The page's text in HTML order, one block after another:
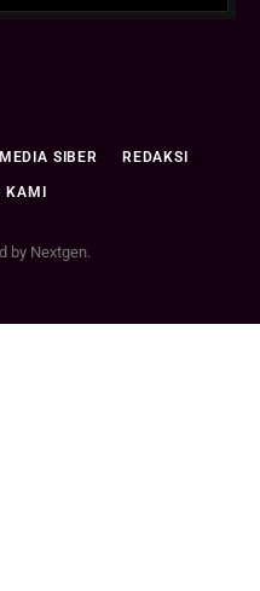
SIBER REDAKSI
KAMI
by Nextgen.